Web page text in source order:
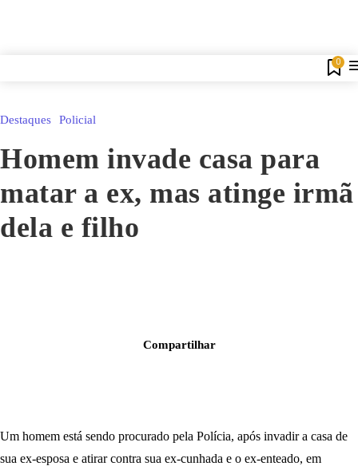
0
Destaques Policial
Homem invade casa para
matar a ex, mas atinge irmã
dela e filho
Compartilhar
Um homem está sendo procurado pela Polícia, após invadir a casa de
sua ex-esposa e atirar contra sua ex-cunhada e o ex-enteado, em